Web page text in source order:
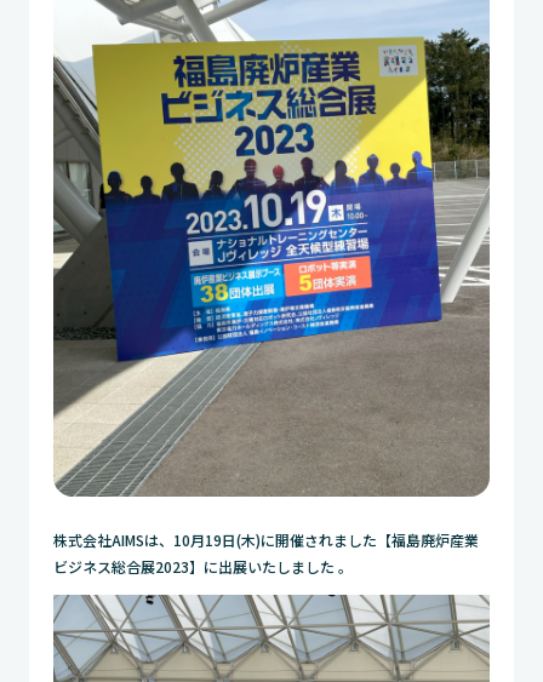
株式会社AIMSは、10月19日(木)に開催されました【福島廃炉産業
ビジネス総合展2023】に出展いたしました 。